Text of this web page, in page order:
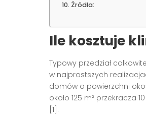
Źródła:
Ile kosztuje
Typowy przedział
w najprostszych
domów o powierzchni
około 125 m² przekracza
[1].